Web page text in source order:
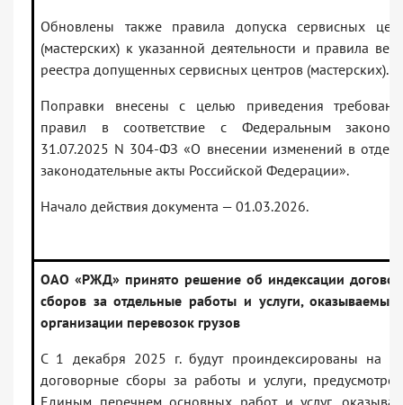
Обновлены также правила допуска сервисных
(мастерских) к указанной деятельности и правила
реестра допущенных сервисных центров (мастерских).
Поправки внесены с целью приведения
правил в соответствие с Федеральным
31.07.2025 N 304-ФЗ «О внесении изменений в
законодательные акты Российской Федерации».
Начало действия документа — 01.03.2026.
ОАО «РЖД» принято решение об индексации
сборов за отдельные работы и услуги,
организации перевозок грузов
С 1 декабря 2025 г. будут проиндексированы на
договорные сборы за работы и услуги,